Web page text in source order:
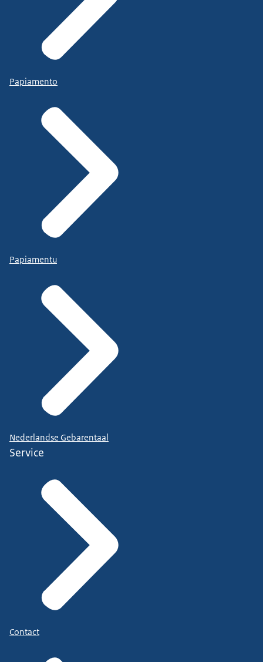
Papiamento
Papiamentu
Nederlandse Gebarentaal
Service
Contact